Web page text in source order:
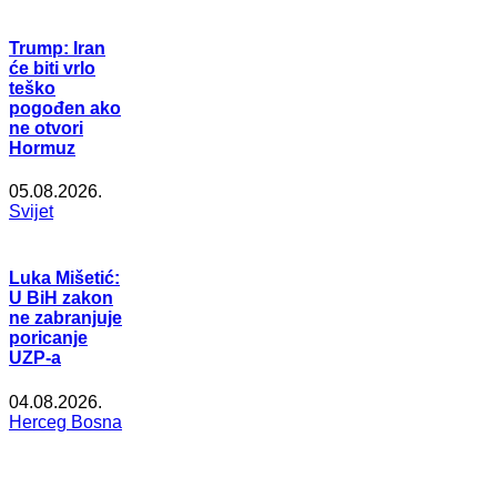
Trump: Iran
će biti vrlo
teško
pogođen ako
ne otvori
Hormuz
05.08.2026.
Svijet
Luka Mišetić:
U BiH zakon
ne zabranjuje
poricanje
UZP-a
04.08.2026.
Herceg Bosna